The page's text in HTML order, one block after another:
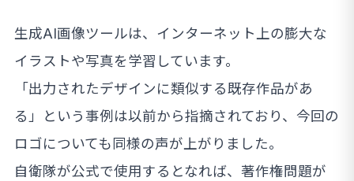
生成AI画像ツールは、インターネット上の膨大な
イラストや写真を学習しています。
「出力されたデザインに類似する既存作品があ
る」という事例は以前から指摘されており、今回の
ロゴについても同様の声が上がりました。
自衛隊が公式で使用するとなれば、著作権問題が